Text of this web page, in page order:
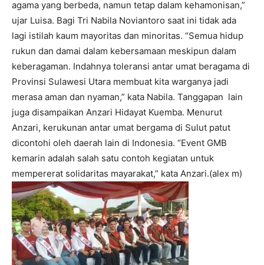
agama yang berbeda, namun tetap dalam kehamonisan,”
ujar Luisa. Bagi Tri Nabila Noviantoro saat ini tidak ada
lagi istilah kaum mayoritas dan minoritas. “Semua hidup
rukun dan damai dalam kebersamaan meskipun dalam
keberagaman. Indahnya toleransi antar umat beragama di
Provinsi Sulawesi Utara membuat kita warganya jadi
merasa aman dan nyaman,” kata Nabila. Tanggapan lain
juga disampaikan Anzari Hidayat Kuemba. Menurut
Anzari, kerukunan antar umat bergama di Sulut patut
dicontohi oleh daerah lain di Indonesia. “Event GMB
kemarin adalah salah satu contoh kegiatan untuk
mempererat solidaritas mayarakat,” kata Anzari.(alex m)